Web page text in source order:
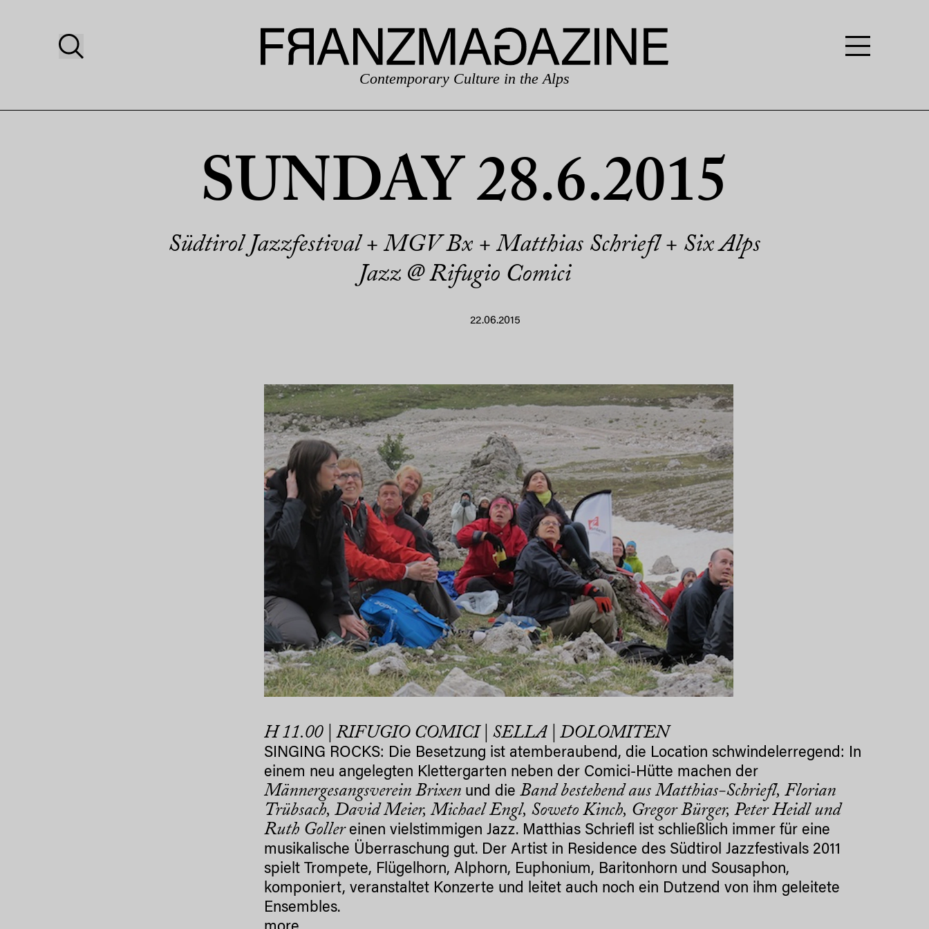
Contemporary Culture in the Alps
SUNDAY 28.6.2015
Südtirol Jazzfestival + MGV Bx + Matthias Schriefl + Six Alps
Jazz @ Rifugio Comici
22.06.2015
H 11.00 | RIFUGIO COMICI | SELLA | DOLOMITEN
SINGING ROCKS: Die Besetzung ist atemberaubend, die Location schwindelerregend: In
einem neu angelegten Klettergarten neben der Comici-Hütte machen der
Männergesangsverein Brixen und dieBand bestehend aus Matthias-Schriefl, Florian
Trübsach, David Meier, Michael Engl, Soweto Kinch, Gregor Bürger, Peter Heidl und
Ruth Gollereinen vielstimmigen Jazz. Matthias Schriefl ist schließlich immer für eine
musikalische Überraschung gut. Der Artist in Residence des Südtirol Jazzfestivals 2011
spielt Trompete, Flügelhorn, Alphorn, Euphonium, Baritonhorn und Sousaphon,
komponiert, veranstaltet Konzerte und leitet auch noch ein Dutzend von ihm geleitete
Ensembles.